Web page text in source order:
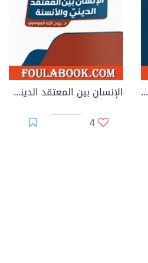
مجلة الدليل - العدد الثاني: الإنسان والرؤية العقدية 2
الإنسان بين المعتقد الدينيّ والأنسنة
4